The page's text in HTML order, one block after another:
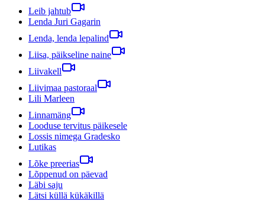
Leib jahtub
Lenda Juri Gagarin
Lenda, lenda lepalind
Liisa, päikseline naine
Liivakell
Liivimaa pastoraal
Lili Marleen
Linnamäng
Looduse tervitus päikesele
Lossis nimega Gradesko
Lutikas
Lõke preerias
Lõppenud on päevad
Läbi saju
Lätsi küllä kükäkillä